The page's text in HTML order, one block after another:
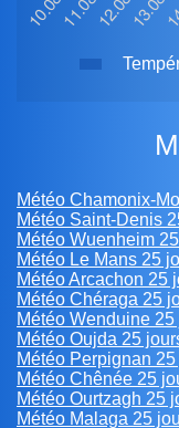
Météo Chamonix-
Météo Saint-Denis
Météo Wuenheim
Météo Le Mans 25
Météo Arcachon 25
Météo Chéraga 25
Météo Wenduine 25
Météo Oujda 25
Météo Perpignan
Météo Chênée 25
Météo Ourtzagh 25
Météo Malaga 25